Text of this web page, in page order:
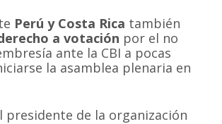
Perú y Costa Rica también
a votación por el no
ante la CBI a pocas
la asamblea plenaria en
presidente de la organización